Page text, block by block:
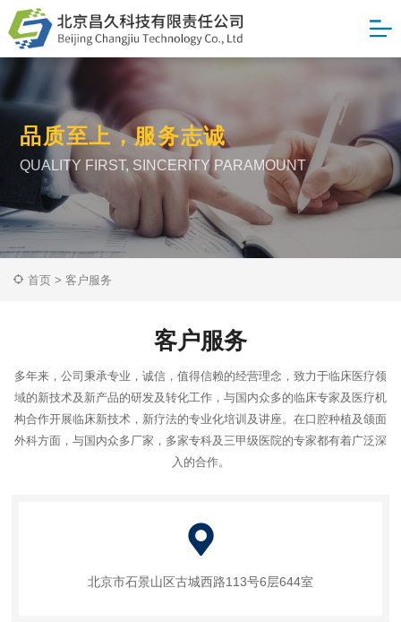
品质至上，服务志诚
QUALITY FIRST, SINCERITY PARAMOUNT
首页 >客户服务
客户服务
多年来，公司秉承专业，诚信，值得信赖的经营理念，致力于临床医疗领
域的新技术及新产品的研发及转化工作，与国内众多的临床专家及医疗机
构合作开展临床新技术，新疗法的专业化培训及讲座。在口腔种植及颌面
外科方面，与国内众多厂家，多家专科及三甲级医院的专家都有着广泛深
入的合作。
北京市石景山区古城西路113号6层644室